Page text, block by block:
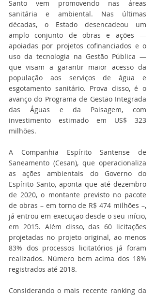
Santo vem promovendo nas áreas
sanitária e ambiental. Nas últimas
décadas, o Estado desencadeou um
amplo conjunto de obras e ações —
apoiadas por projetos cofinanciados e o
uso da tecnologia na Gestão Pública —
que visam a garantir maior acesso da
população aos serviços de água e
esgotamento sanitário. Prova disso, é o
avanço do Programa de Gestão Integrada
das Águas e da Paisagem, com
investimento estimado em US$ 323
milhões.
A Companhia Espírito Santense de
Saneamento (Cesan), que operacionaliza
as ações ambientais do Governo do
Espírito Santo, aponta que até dezembro
de 2020, o montante previsto no pacote
de obras – em torno de R$ 474 milhões –,
já entrou em execução desde o seu início,
em 2015. Além disso, das 60 licitações
projetadas no projeto original, ao menos
83% dos processos licitatórios já foram
realizados. Número bem acima dos 18%
registrados até 2018.
Considerando o mais recente ranking da